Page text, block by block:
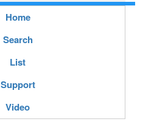
Home
Search
List
Support
Video